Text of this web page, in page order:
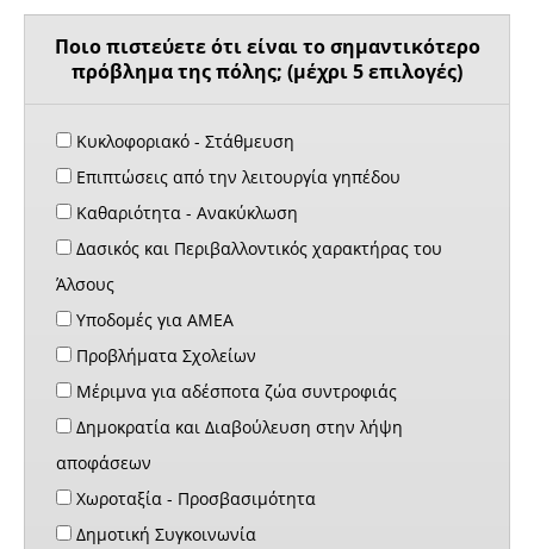
Ποιο πιστεύετε ότι είναι το σημαντικότερο
πρόβλημα της πόλης; (μέχρι 5 επιλογές)
Κυκλοφοριακό - Στάθμευση
Επιπτώσεις από την λειτουργία γηπέδου
Καθαριότητα - Ανακύκλωση
Δασικός και Περιβαλλοντικός χαρακτήρας του
Άλσους
Υποδομές για ΑΜΕΑ
Προβλήματα Σχολείων
Μέριμνα για αδέσποτα ζώα συντροφιάς
Δημοκρατία και Διαβούλευση στην λήψη
αποφάσεων
Χωροταξία - Προσβασιμότητα
Δημοτική Συγκοινωνία